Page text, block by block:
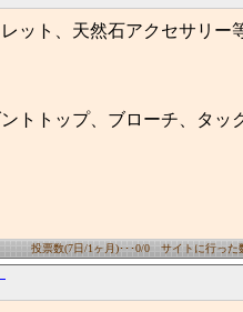
ット、天然石アクセサリー
トトップ、ブローチ、タッ
投票数(7日/1ヶ月)･･･0/0 サイトに行った